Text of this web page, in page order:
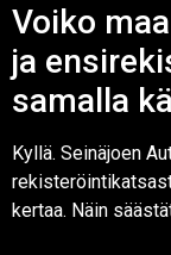
Voiko
ja
samalla
Kyllä. Seinäjoen
kertaa. Näin